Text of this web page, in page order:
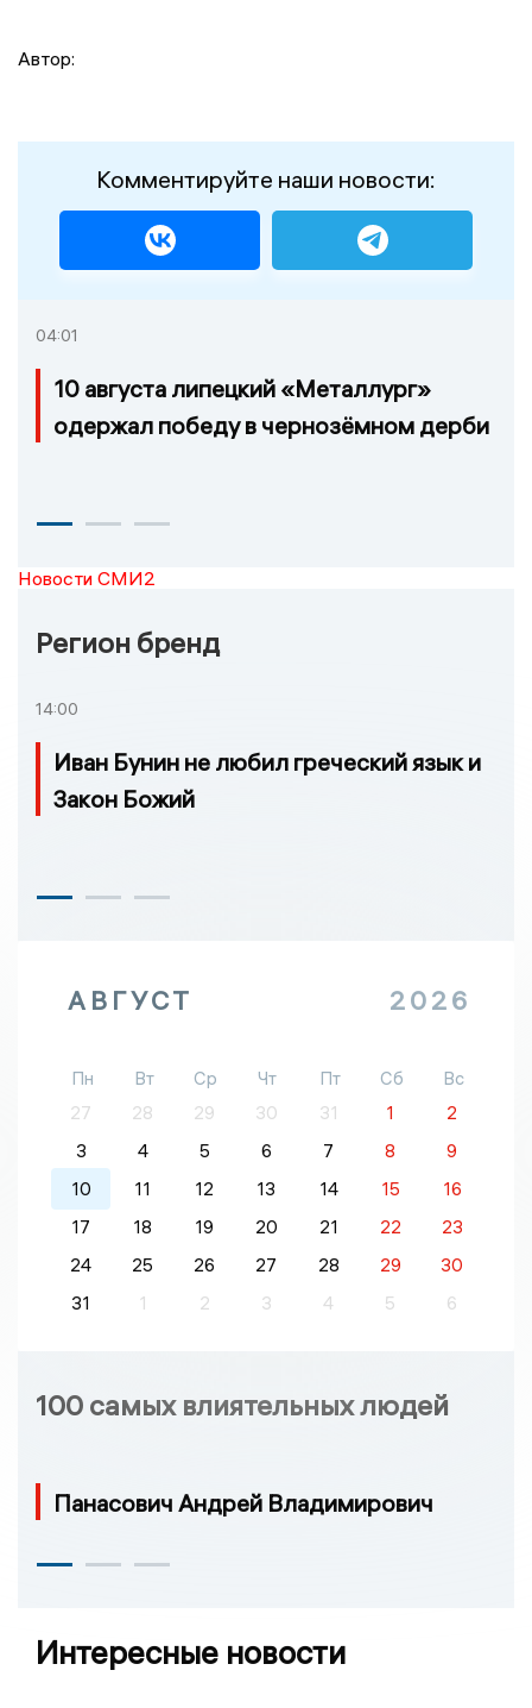
Автор:
Комментируйте наши новости:
04:01
10 августа липецкий «Металлург»
одержал победу в чернозёмном дерби
Новости СМИ2
Регион бренд
14:00
Иван Бунин не любил греческий язык и
Закон Божий
АВГУСТ 2026
Пн Вт Ср Чт Пт Сб
Вс
27
28 29 30 31 1
2
3
4 5 6 7 8
9
10
11 12 13 14 15
16
17
18 19 20 21 22
23
24
25 26 27 28 29
30
31
1 2 3 4 5 6
100 самых влиятельных людей
Панасович Андрей Владимирович
Интересные новости